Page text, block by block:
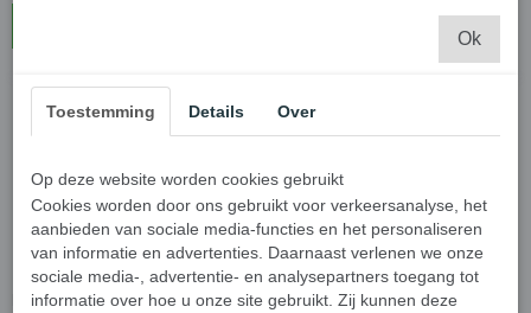
Swirl vuilniszakken 20L met
Fixeerband - 3 Rollen
Productspecificaties
Materiaal, afmetingen & capaciteit
Materiaal
Ok
Toestemming Details Over
Op deze website worden cookies gebruikt
Cookies worden door ons gebruikt voor verkeersanalyse, het
aanbieden van sociale media-functies en het personaliseren
van informatie en advertenties. Daarnaast verlenen we onze
sociale media-, advertentie- en analysepartners toegang tot
informatie over hoe u onze site gebruikt. Zij kunnen deze